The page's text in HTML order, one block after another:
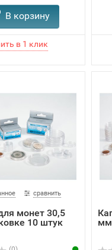
В корзину
сравнить
монет 30,5
10 штук